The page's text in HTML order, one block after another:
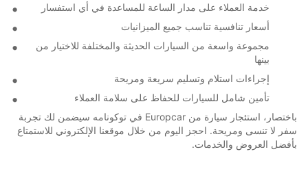
خدمة العملاء على مدار الساعة للمساعدة في أي استفسار
أسعار تنافسية تناسب جميع الميزانيات
مجموعة واسعة من السيارات الحديثة والمختلفة للاختيار من
بينها
إجراءات استلام وتسليم سريعة ومريحة
تأمين شامل للسيارات للحفاظ على سلامة العملاء
باختصار، استئجار سيارة من Europcar في توكونامه سيضمن لك تجربة
سفر لا تنسى ومريحة. احجز اليوم من خلال موقعنا الإلكتروني للاستمتاع
بأفضل العروض والخدمات.